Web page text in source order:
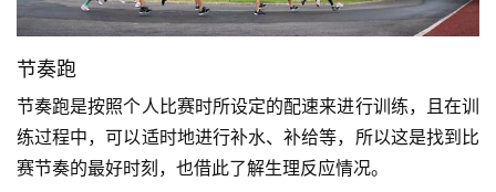
节奏跑
节奏跑是按照个人比赛时所设定的配速来进行训练，且在训
练过程中，可以适时地进行补水、补给等，所以这是找到比
赛节奏的最好时刻，也借此了解生理反应情况。